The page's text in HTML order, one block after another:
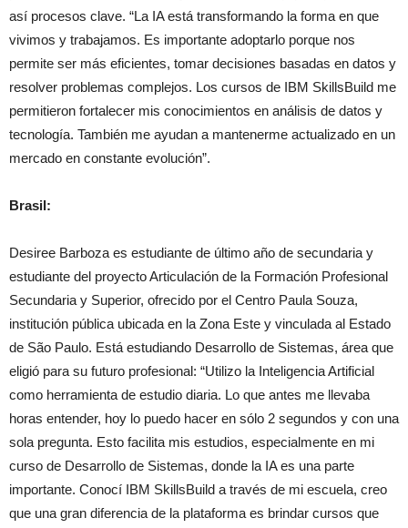
así procesos clave. “La IA está transformando la forma en que
vivimos y trabajamos. Es importante adoptarlo porque nos
permite ser más eficientes, tomar decisiones basadas en datos y
resolver problemas complejos. Los cursos de IBM SkillsBuild me
permitieron fortalecer mis conocimientos en análisis de datos y
tecnología. También me ayudan a mantenerme actualizado en un
mercado en constante evolución”.
Brasil:
Desiree Barboza es estudiante de último año de secundaria y
estudiante del proyecto Articulación de la Formación Profesional
Secundaria y Superior, ofrecido por el Centro Paula Souza,
institución pública ubicada en la Zona Este y vinculada al Estado
de São Paulo. Está estudiando Desarrollo de Sistemas, área que
eligió para su futuro profesional: “Utilizo la Inteligencia Artificial
como herramienta de estudio diaria. Lo que antes me llevaba
horas entender, hoy lo puedo hacer en sólo 2 segundos y con una
sola pregunta. Esto facilita mis estudios, especialmente en mi
curso de Desarrollo de Sistemas, donde la IA es una parte
importante. Conocí IBM SkillsBuild a través de mi escuela, creo
que una gran diferencia de la plataforma es brindar cursos que